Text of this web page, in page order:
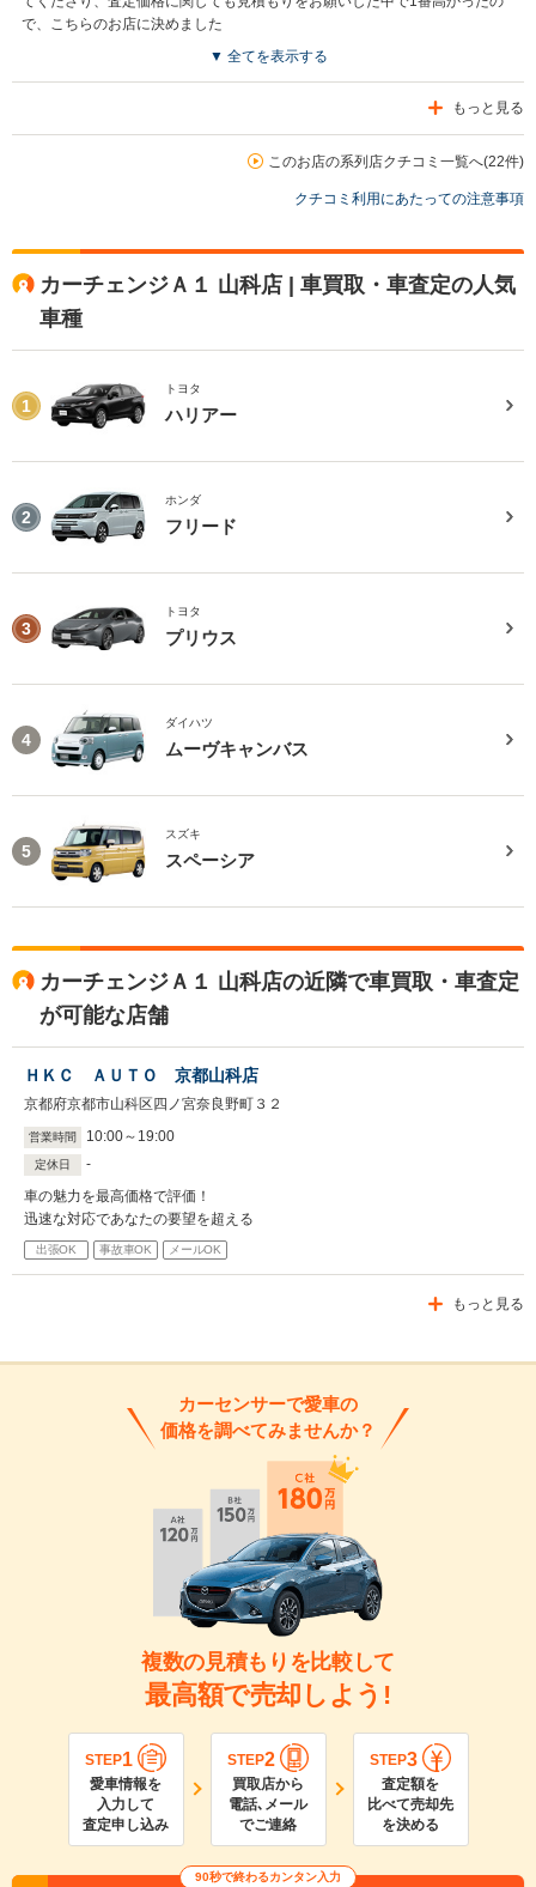
で、こちらのお店に決めました
▼ 全てを表示する
もっと見る
このお店の系列店クチコミ一覧へ(22件)
クチコミ利用にあたっての注意事項
カーチェンジＡ１ 山科店 | 車買取・車査定の人気
車種
1
トヨタ
ハリアー
2
ホンダ
フリード
3
トヨタ
プリウス
4
ダイハツ
ムーヴキャンバス
5
スズキ
スペーシア
カーチェンジＡ１ 山科店の近隣で車買取・車査定
が可能な店舗
ＨＫＣ ＡＵＴＯ 京都山科店
京都府京都市山科区四ノ宮奈良野町３２
営業時間 10:00～ 19:00
定休日
-
車の魅力を最高価格で評価！
迅速な対応であなたの要望を超える
出張OK 事故車OK メールOK
もっと見る
カーセンサーで愛車の
価格を調べてみませんか？
複数の見積もりを比較して
最高額で売却しよう!
STEP1
愛車情報を
入力して
査定申し込み
STEP2
買取店から
電話､メール
でご連絡
STEP3
査定額を
比べて売却先
を決める
90秒で終わるカンタン入力